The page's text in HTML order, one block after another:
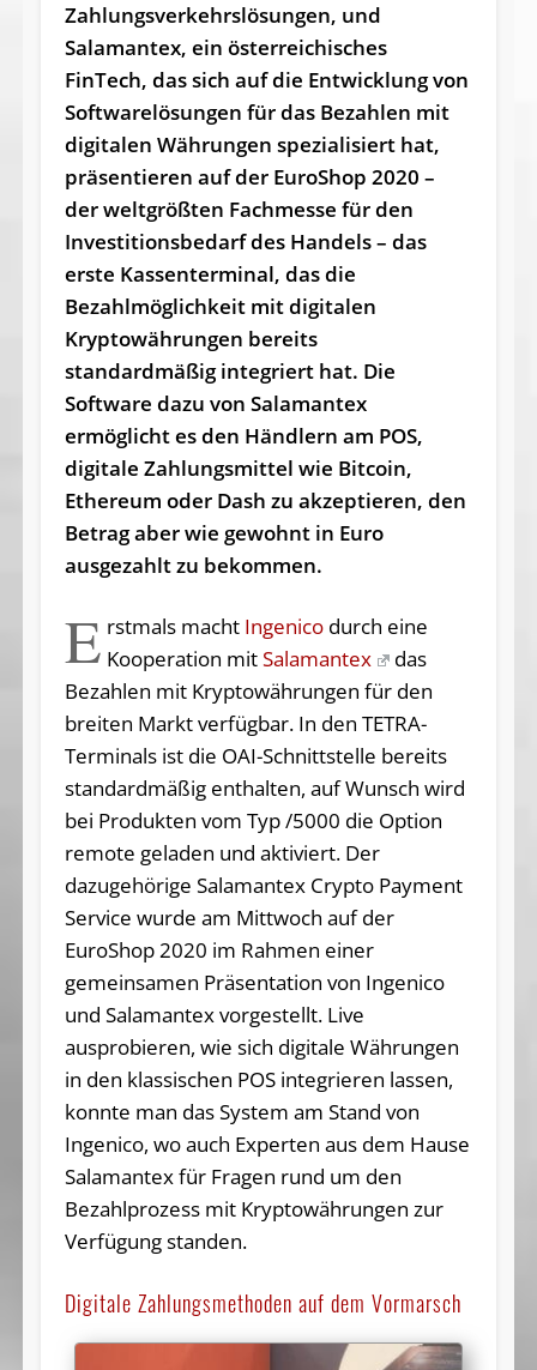
Zahlungsverkehrslösungen, und
Salamantex, ein österreichisches
FinTech, das sich auf die Entwicklung von
Softwarelösungen für das Bezahlen mit
digitalen Währungen spezialisiert hat,
präsentieren auf der EuroShop 2020 –
der weltgrößten Fachmesse für den
Investitionsbedarf des Handels – das
erste Kassenterminal, das die
Bezahlmöglichkeit mit digitalen
Kryptowährungen bereits
standardmäßig integriert hat. Die
Software dazu von Salamantex
ermöglicht es den Händlern am POS,
digitale Zahlungsmittel wie Bitcoin,
Ethereum oder Dash zu akzeptieren, den
Betrag aber wie gewohnt in Euro
ausgezahlt zu bekommen.
E rstmals macht Ingenico durch eine
Kooperation mitSalamantex
das
Bezahlen mit Kryptowährungen für den
breiten Markt verfügbar. In den TETRA-
Terminals ist die OAI-Schnittstelle bereits
standardmäßig enthalten, auf Wunsch wird
bei Produkten vom Typ /5000 die Option
remote geladen und aktiviert. Der
dazugehörige Salamantex Crypto Payment
Service wurde am Mittwoch auf der
EuroShop 2020 im Rahmen einer
gemeinsamen Präsentation von Ingenico
und Salamantex vorgestellt. Live
ausprobieren, wie sich digitale Währungen
in den klassischen POS integrieren lassen,
konnte man das System am Stand von
Ingenico, wo auch Experten aus dem Hause
Salamantex für Fragen rund um den
Bezahlprozess mit Kryptowährungen zur
Verfügung standen.
Digitale Zahlungsmethoden auf dem Vormarsch